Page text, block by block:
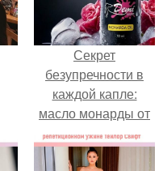
Секрет
безупречности в
каждой капле:
масло монарды от
Demi Sweet.